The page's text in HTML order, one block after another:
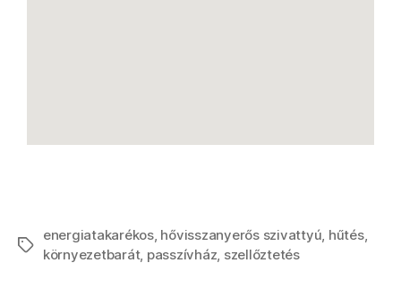
energiatakarékos, hővisszanyerős szivattyú, hűtés,
környezetbarát, passzívház, szellőztetés